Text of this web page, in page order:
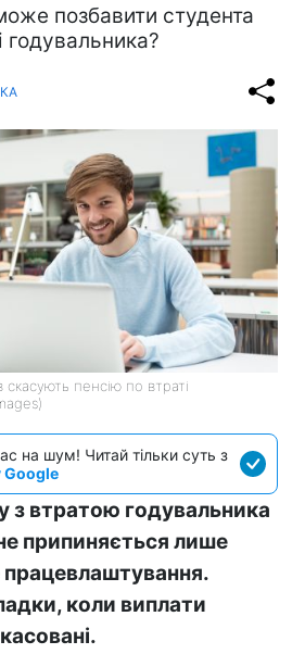
позбавити студента
годувальника?
скасують пенсію по втраті
на шум! Читай тільки суть з
Google
з втратою годувальника
припиняється лише
працевлаштування.
коли виплати